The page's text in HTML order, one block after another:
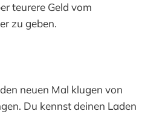
teurere Geld vom
zu geben.
neuen Mal klugen von
Du kennst deinen Laden